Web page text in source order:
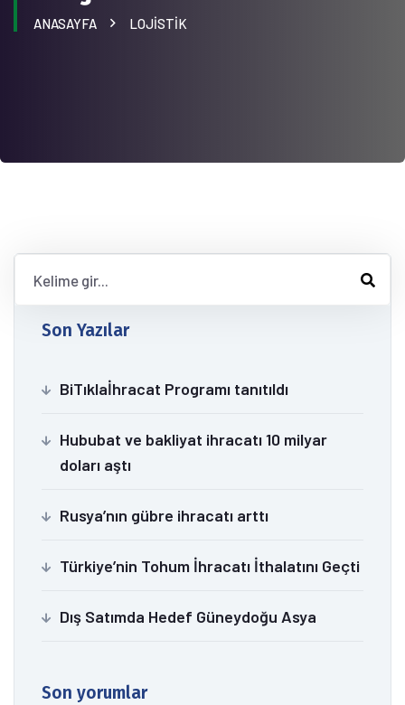
ANASAYFA LOJISTIK
Son Yazılar
BiTıklaİhracat Programı tanıtıldı
Hububat ve bakliyat ihracatı 10 milyar
doları aştı
Rusya’nın gübre ihracatı arttı
Türkiye’nin Tohum İhracatı İthalatını Geçti
Dış Satımda Hedef Güneydoğu Asya
Son yorumlar